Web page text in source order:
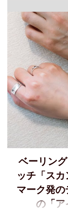
ベーリン
ッチ「ス
マーク発の
の「ア